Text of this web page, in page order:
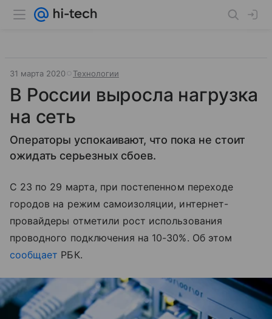
31 марта 2020 Технологии
В России выросла нагрузка
на сеть
Операторы успокаивают, что пока не стоит
ожидать серьезных сбоев.
С 23 по 29 марта, при постепенном переходе
городов на режим самоизоляции, интернет-
провайдеры отметили рост использования
проводного подключения на 10-30%. Об этом
сообщает РБК.